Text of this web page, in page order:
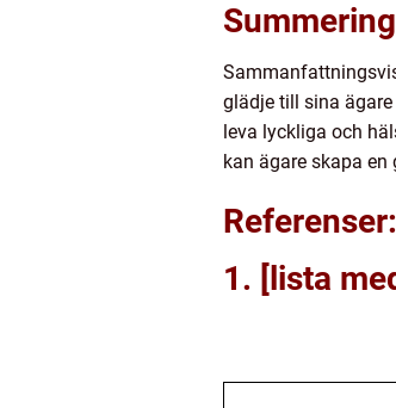
glädje till sina
leva lyckliga och
kan ägare skapa
Referenser:
1. [lista